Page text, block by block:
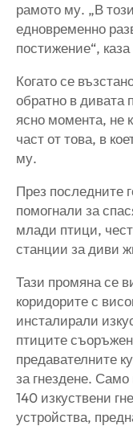
рамото му. „В
едновременно
постижение“,
Когато се
обратно в дивата
ясно момента, не
част от това, в
му.
През последните
помогнали за
млади птици,
станции за диви
Тази промяна се
коридорите с
инсталирали
птиците
предавателните
за гнездене.
140 изкуствени
устройства,